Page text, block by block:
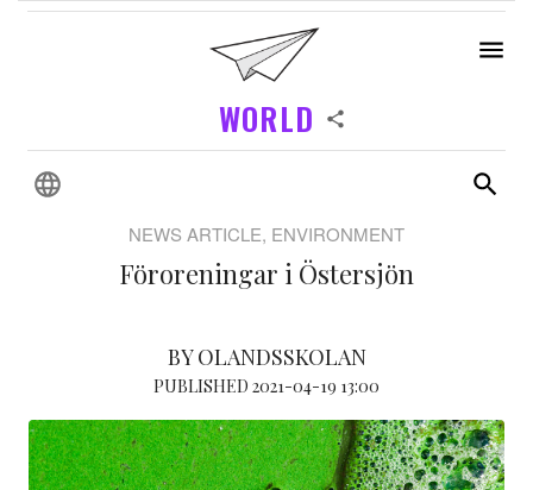
WORLD
NEWS ARTICLE, ENVIRONMENT
Föroreningar i Östersjön
BY OLANDSSKOLAN
PUBLISHED 2021-04-19 13:00